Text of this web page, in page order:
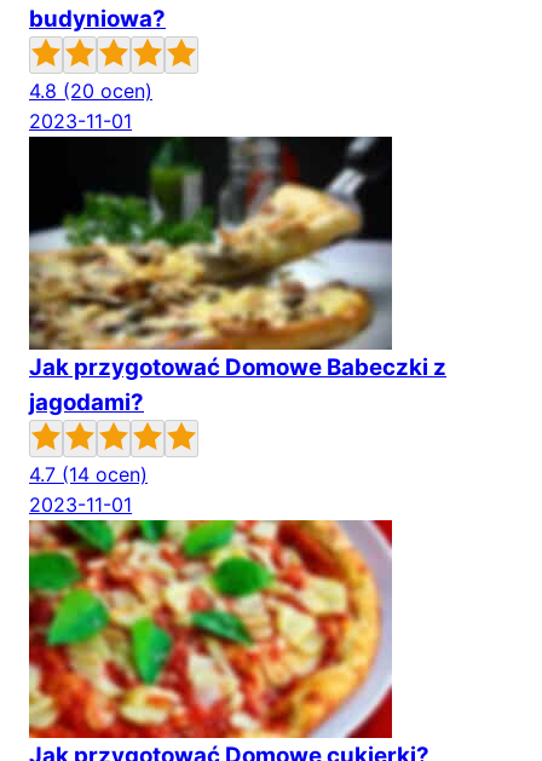
budyniowa?
4.8 (20 ocen)
2023-11-01
Jak przygotować Domowe Babeczki z
jagodami?
4.7 (14 ocen)
2023-11-01